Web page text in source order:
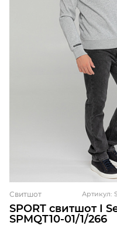
SPORT свитшот I
SPMQT10-01/1/266
Свитшот Артикул: